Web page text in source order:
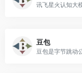
豆包